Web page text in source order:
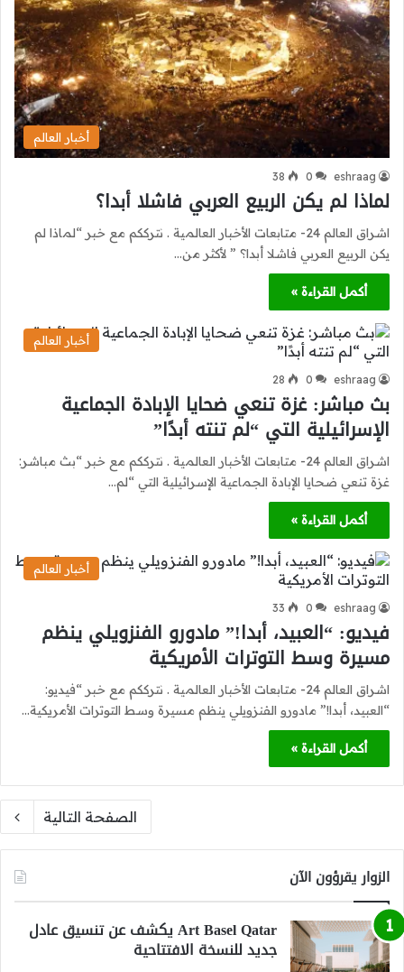
أخبار العالم
eshraag
0
38
لماذا لم يكن الربيع العربي فاشلا أبدا؟
اشراق العالم 24- متابعات الأخبار العالمية . نترككم مع خبر “لماذا لم
يكن الربيع العربي فاشلا أبدا؟ ” لأكثر من…
أكمل القراءة »
أخبار العالم
eshraag
0
28
بث مباشر: غزة تنعي ضحايا الإبادة الجماعية
الإسرائيلية التي “لم تنته أبدًا”
اشراق العالم 24- متابعات الأخبار العالمية . نترككم مع خبر “بث مباشر:
غزة تنعي ضحايا الإبادة الجماعية الإسرائيلية التي “لم…
أكمل القراءة »
أخبار العالم
eshraag
0
33
فيديو: “العبيد، أبدا!” مادورو الفنزويلي ينظم
مسيرة وسط التوترات الأمريكية
اشراق العالم 24- متابعات الأخبار العالمية . نترككم مع خبر “فيديو:
“العبيد، أبدا!” مادورو الفنزويلي ينظم مسيرة وسط التوترات الأمريكية…
أكمل القراءة »
الصفحة التالية
الزوار يقرؤون الآن
Art Basel Qatar يكشف عن تنسيق عادل
جديد للنسخة الافتتاحية